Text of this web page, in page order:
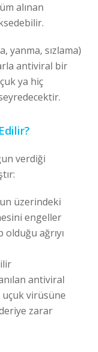
alınan
yanma, sızlama)
antiviral bir
ya hiç
verdiği
üzerindeki
engeller
olduğu ağrıyı
antiviral
virüsüne
zarar